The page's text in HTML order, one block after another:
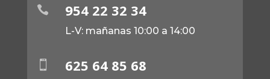
 954 22 32 34
L-V: mañanas 10:00 a 14:00
 625 64 85 68